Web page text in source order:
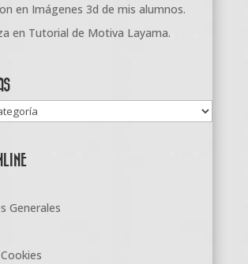
en Imágenes 3d de mis alumnos.
en Tutorial de Motiva Layama.
Generales